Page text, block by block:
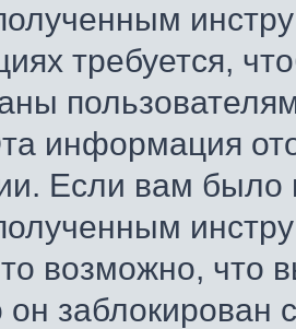
требуется,
информация
Если вам
возможно, что
он